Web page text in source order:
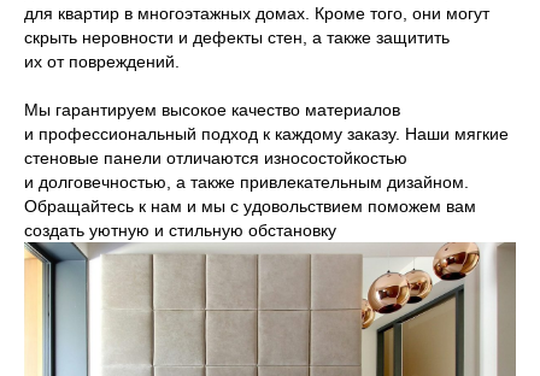
для квартир в многоэтажных домах. Кроме того, они могут
скрыть неровности и дефекты стен, а также защитить
их от повреждений.
Мы гарантируем высокое качество материалов
и профессиональный подход к каждому заказу. Наши мягкие
стеновые панели отличаются износостойкостью
и долговечностью, а также привлекательным дизайном.
Обращайтесь к нам и мы с удовольствием поможем вам
создать уютную и стильную обстановку